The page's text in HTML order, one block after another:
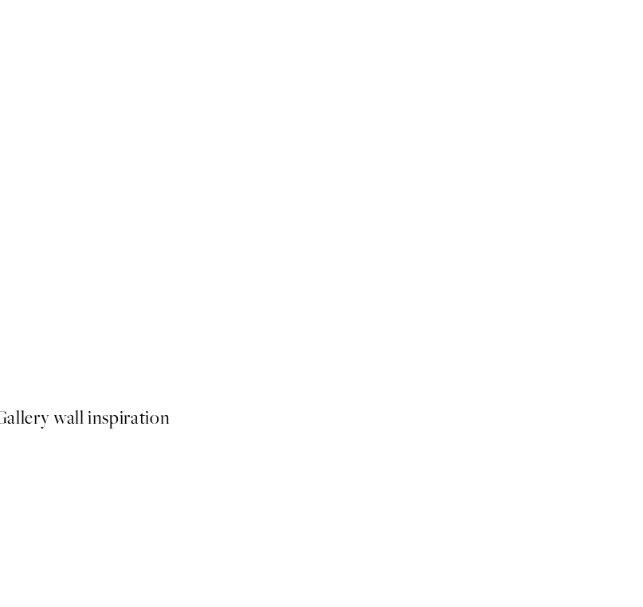
wall inspiration